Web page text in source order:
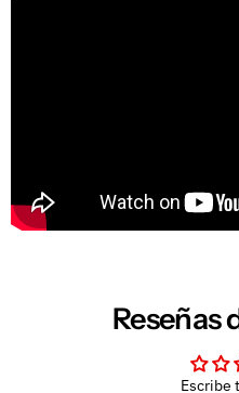
Reseñas
Escribe